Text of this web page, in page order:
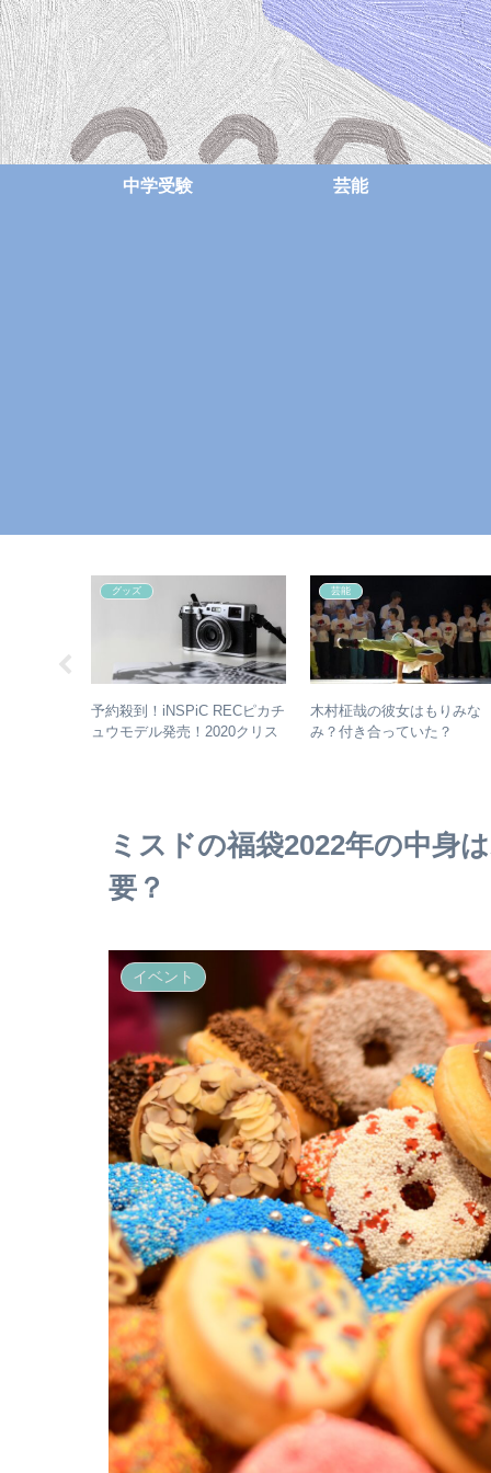
中学受験 芸能
グッズ
予約殺到！iNSPiC RECピカチ
ュウモデル発売！2020クリス
芸能
木村柾哉の彼女はもりみな
み？付き合っていた？
ミスドの福袋2022年の中身
要？
イベント